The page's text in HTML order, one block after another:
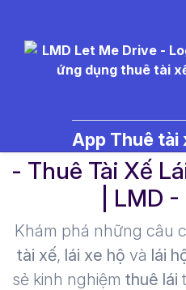
App Thuê tài
- Thuê Tài Xế
| LMD
Khám phá những câu
tài xế, lái xe hộ và lái
sẻ kinh nghiệm thuê lái